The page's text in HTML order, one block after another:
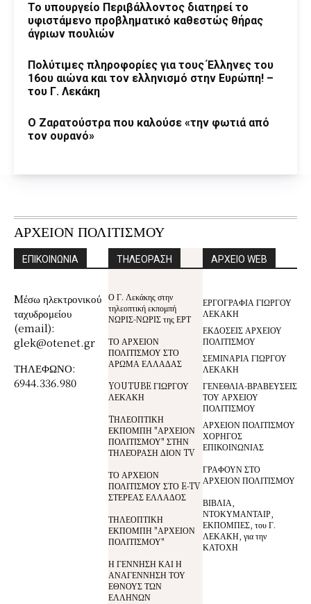
Το υπουργείο Περιβάλλοντος διατηρεί το
υφιστάμενο προβληματικό καθεστώς θήρας
άγριων πουλιών
Πολύτιμες πληροφορίες για τους Έλληνες του
16ου αιώνα και τον ελληνισμό στην Ευρώπη! –
του Γ. Λεκάκη
Ο Ζαρατούστρα που καλούσε «την φωτιά από
τον ουρανό»
ΑΡΧΕΙΟΝ ΠΟΛΙΤΙΣΜΟΥ
ΕΠΙΚΟΙΝΩΝΙΑ
Mέσω ηλεκτρονικού
ταχυδρομείου
(email):
glek@otenet.gr
ΤΗΛΕΦΩΝΟ:
6944.336.980
ΤΗΛΕΟΡΑΣΗ
Ο Γ. Λεκάκης στην
τηλεοπτική εκπομπή
ΝΩΡΙΣ-ΝΩΡΙΣ της ΕΡΤ
ΤΟ ΑΡΧΕΙΟΝ
ΠΟΛΙΤΙΣΜΟΥ ΣΤΟ
ΑΡΩΜΑ ΕΛΛΑΔΑΣ
YOUTUBE ΓΙΩΡΓΟΥ
ΛΕΚΑΚΗ
TΗΛΕΟΠΤΙΚΗ
ΕΚΠΟΜΠΗ "ΑΡΧΕΙΟΝ
ΠΟΛΙΤΙΣΜΟΥ" ΣΤΗΝ
ΤΗΛΕΌΡΑΣΗ ΔΙΟΝ TV
ΤΟ ΑΡΧΕΙΟΝ
ΠΟΛΙΤΙΣΜΟΥ ΣΤΟ E-TV
ΣΤΕΡΕΑΣ ΕΛΛΑΔΟΣ
ΤΗΛΕΟΠΤΙΚΗ
ΕΚΠΟΜΠΗ "ΑΡΧΕΙΟΝ
ΠΟΛΙΤΙΣΜΟΥ"
Η ΓΕΝΝΗΣΗ ΚΑΙ Η
ΑΝΑΓΕΝΝΗΣΗ ΤΟΥ
ΕΘΝΟΥΣ ΤΩΝ
ΕΛΛΗΝΩΝ
ΑΡΧΕΙΟ WEB
ΕΡΓΟΓΡΑΦΙΑ ΓΙΩΡΓΟΥ
ΛΕΚΑΚΗ
ΕΚΔΟΣΕΙΣ ΑΡΧΕΙΟΥ
ΠΟΛΙΤΙΣΜΟΥ
ΣΕΜΙΝΑΡΙΑ ΓΙΩΡΓΟΥ
ΛΕΚΑΚΗ
ΓΕΝΕΘΛΙΑ-ΒΡΑΒΕΥΣΕΙΣ
ΤΟΥ ΑΡΧΕΙΟΥ
ΠΟΛΙΤΙΣΜΟΥ
ΑΡΧΕΙΟΝ ΠΟΛΙΤΙΣΜΟΥ
ΧΟΡΗΓΟΣ
ΕΠΙΚΟΙΝΩΝΙΑΣ
ΓΡΑΦΟΥΝ ΣΤΟ
ΑΡΧΕΙΟΝ ΠΟΛΙΤΙΣΜΟΥ
ΒΙΒΛΙΑ,
ΝΤΟΚΥΜΑΝΤΑΙΡ,
ΕΚΠΟΜΠΕΣ, του Γ.
ΛΕΚΑΚΗ, για την
ΚΑΤΟΧΗ